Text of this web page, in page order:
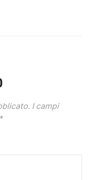
I campi
*